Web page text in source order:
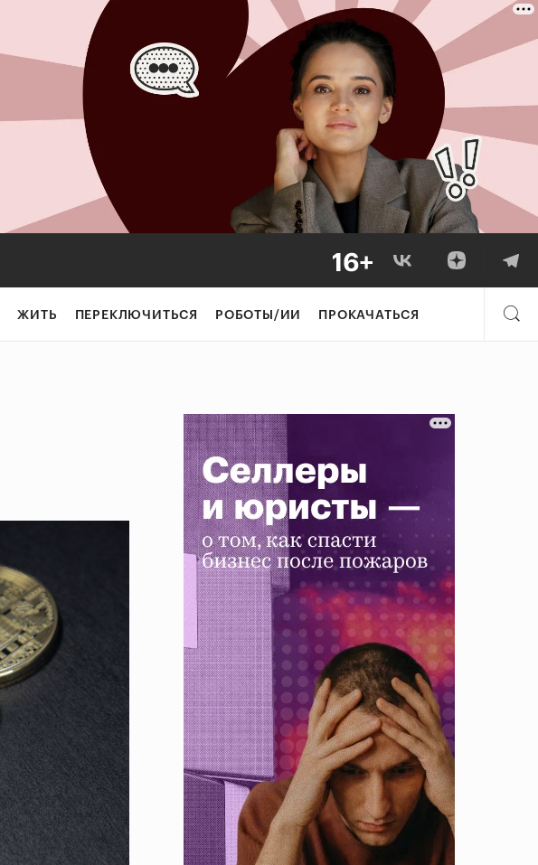
ЖИТЬ ПЕРЕКЛЮЧИТЬСЯ РОБОТЫ/ИИ ПРОКАЧАТЬСЯ